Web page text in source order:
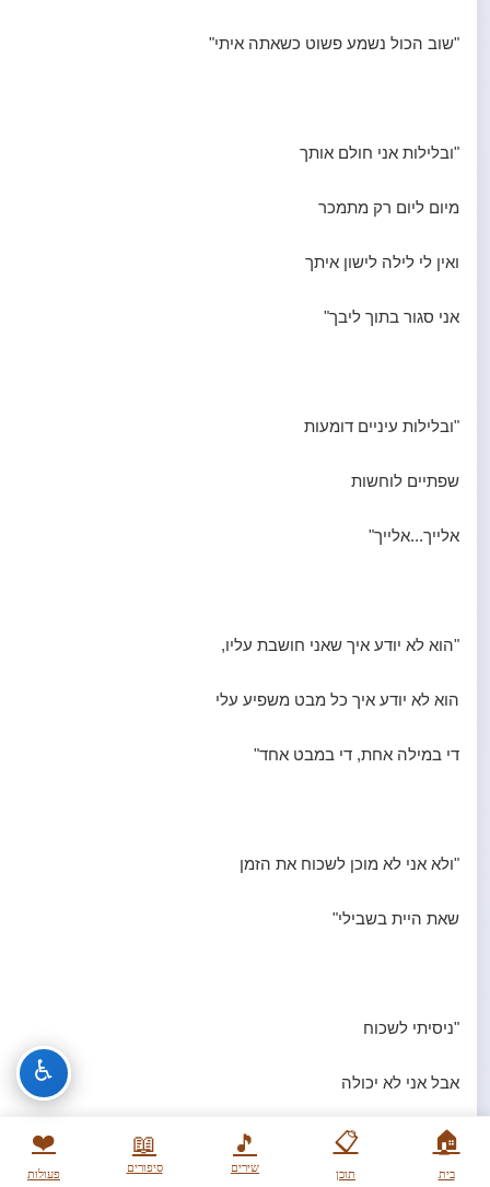
🏠
בית
📋
תוכן
🎵
שירים
📖
סיפורים
❤️
פעולות
"שוב הכול נשמע פשוט כשאתה איתי"
"ובלילות אני חולם אותך
מיום ליום רק מתמכר
ואין לי לילה לישון איתך
אני סגור בתוך ליבך"
"ובלילות עיניים דומעות
שפתיים לוחשות
אלייך...אלייך"
"הוא לא יודע איך שאני חושבת עליו,
הוא לא יודע איך כל מבט משפיע עלי
די במילה אחת, די במבט אחד"
"ולא אני לא מוכן לשכוח את הזמן
שאת היית בשבילי"
"ניסיתי לשכוח
אבל אני לא יכולה
אין בי כוח
♿